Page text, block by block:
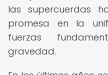
las supercuerdas
promesa en la
fuerzas
gravedad.